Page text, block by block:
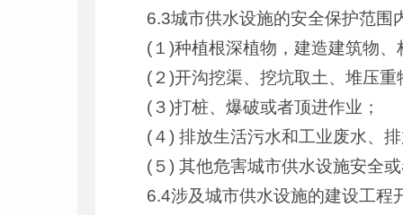
6.3城市供水设施的安全保护范围
(１)种植根深植物，建造建筑物、
(２)开沟挖渠、挖坑取土、堆压
(３)打桩、爆破或者顶进作业；
(４) 排放生活污水和工业废水、
(５) 其他危害城市供水设施安全
6.4涉及城市供水设施的建设工程